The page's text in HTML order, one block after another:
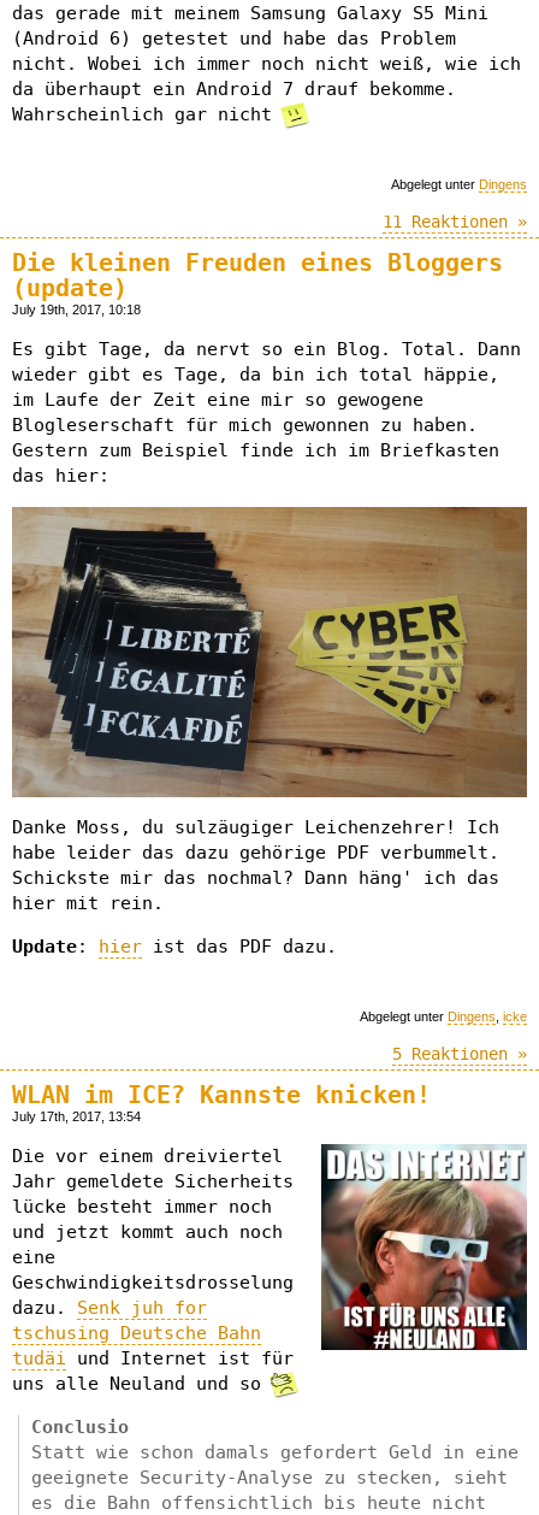
das gerade mit meinem Samsung Galaxy S5 Mini
(Android 6) getestet und habe das Problem
nicht. Wobei ich immer noch nicht weiß, wie ich
da überhaupt ein Android 7 drauf bekomme.
Wahrscheinlich gar nicht
Abgelegt unter Dingens
11 Reaktionen »
Die kleinen Freuden eines Bloggers
(update)
July 19th, 2017, 10:18
Es gibt Tage, da nervt so ein Blog. Total. Dann
wieder gibt es Tage, da bin ich total häppie,
im Laufe der Zeit eine mir so gewogene
Blogleserschaft für mich gewonnen zu haben.
Gestern zum Beispiel finde ich im Briefkasten
das hier:
Danke Moss, du sulzäugiger Leichenzehrer! Ich
habe leider das dazu gehörige PDF verbummelt.
Schickste mir das nochmal? Dann häng' ich das
hier mit rein.
Update: hier ist das PDF dazu.
Abgelegt unter Dingens icke
5 Reaktionen »
WLAN im ICE? Kannste knicken!
July 17th, 2017, 13:54
Die vor einem dreiviertel
Jahr gemeldete Sicherheits
lücke besteht immer noch
und jetzt kommt auch noch
eine
Geschwindigkeitsdrosselung
dazu. Senk juh for
tschusing Deutsche Bahn
tudäi und Internet ist für
uns alle Neuland und so
Conclusio
Statt wie schon damals gefordert Geld in eine
geeignete Security-Analyse zu stecken, sieht
es die Bahn offensichtlich bis heute nicht